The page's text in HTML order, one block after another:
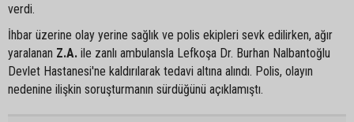
verdi.
İhbar üzerine olay yerine sağlık ve polis ekipleri sevk edilirken, ağır
yaralanan Z.A. ile zanlı ambulansla Lefkoşa Dr. Burhan Nalbantoğlu
Devlet Hastanesi'ne kaldırılarak tedavi altına alındı. Polis, olayın
nedenine ilişkin soruşturmanın sürdüğünü açıklamıştı.